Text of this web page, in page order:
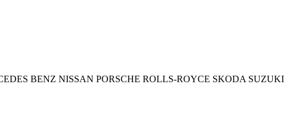
BENZ NISSAN PORSCHE ROLLS-ROYCE SKODA SUZUKI